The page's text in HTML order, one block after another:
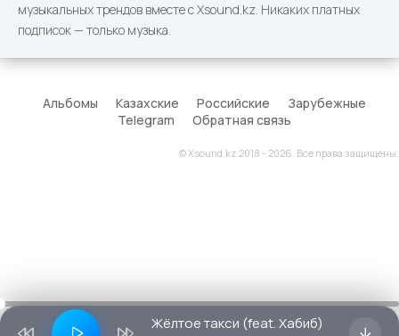
музыкальных трендов вместе с Xsound.kz. Никаких платных
подписок — только музыка.
Альбомы Казахские Российские
Зарубежные
Telegram
Обратная связь
© Xsound.kz 2018 - 2026. Все права защищены.
Жёлтое такси (feat. Хабиб)